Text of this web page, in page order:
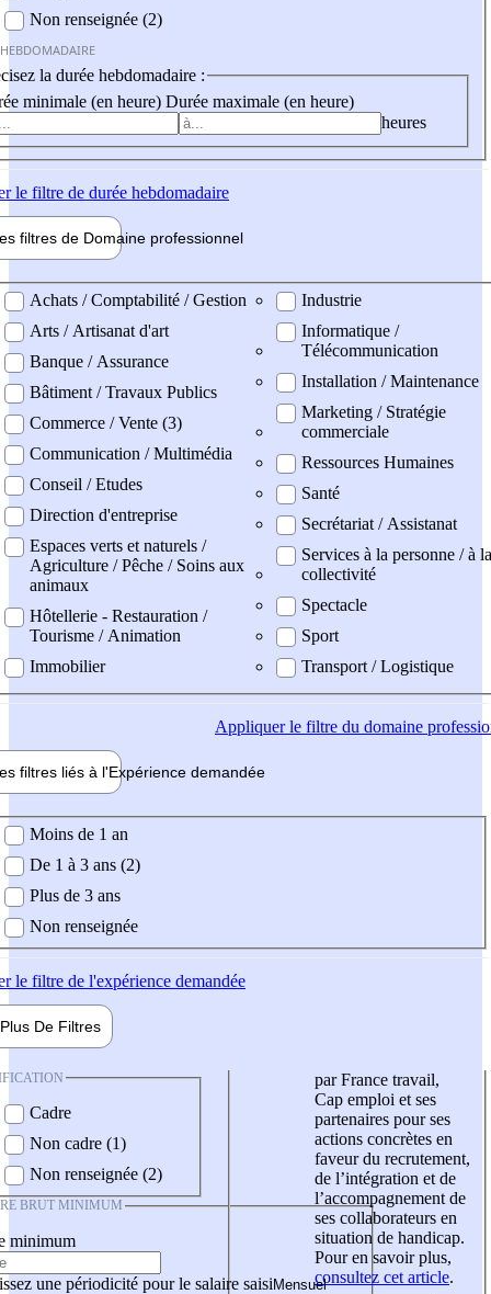
Non renseignée (2)
la durée hebdomadaire :
minimale (en heure) Durée maximale (en heure)
heures
le filtre de durée hebdomadaire
filtres de Domaine professionnel
professionel
Achats / Comptabilité / Gestion
Arts / Artisanat d'art
Banque / Assurance
Bâtiment / Travaux Publics
Commerce / Vente (3)
Communication / Multimédia
Conseil / Etudes
Direction d'entreprise
Espaces verts et naturels /
Agriculture / Pêche / Soins aux
animaux
Hôtellerie - Restauration /
Tourisme / Animation
Immobilier
Industrie
Informatique /
Télécommunication
Installation / Maintenance
Marketing / Stratégie
commerciale
Ressources Humaines
Santé
Secrétariat / Assistanat
Services à la personne / à la
collectivité
Spectacle
Sport
Transport / Logistique
Appliquerle filtre du domaine
filtres liés à l'Expérience demandée
demandée
Moins de 1 an
De 1 à 3 ans (2)
Plus de 3 ans
Non renseignée
le filtre de l'expérience demandée
Plus De Filtres
Cadre
Non cadre (1)
Non renseignée (2)
BRUT MINIMUM
minimum
une périodicité pour le salaire saisi
par France travail,
Cap emploi et ses
partenaires pour ses
actions concrètes en
faveur du recrutement,
de l’intégration et de
l’accompagnement de
ses collaborateurs en
situation de handicap.
Pour en savoir plus,
consultez cet article.